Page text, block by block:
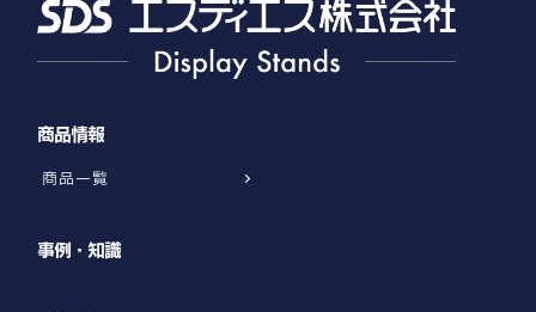
商品情報
商品一覧
事例・知識